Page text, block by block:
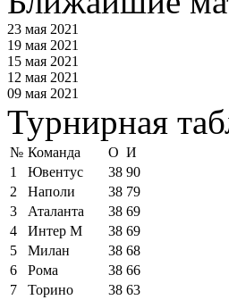
23 мая 2021
19 мая 2021
15 мая 2021
12 мая 2021
09 мая 2021
Турнирная
№ Команда О И
1
Ювентус 38 90
2
Наполи 38 79
3
Аталанта 38 69
4
Интер М 38 69
5
Милан 38 68
6
Рома 38 66
7
Торино 38 63